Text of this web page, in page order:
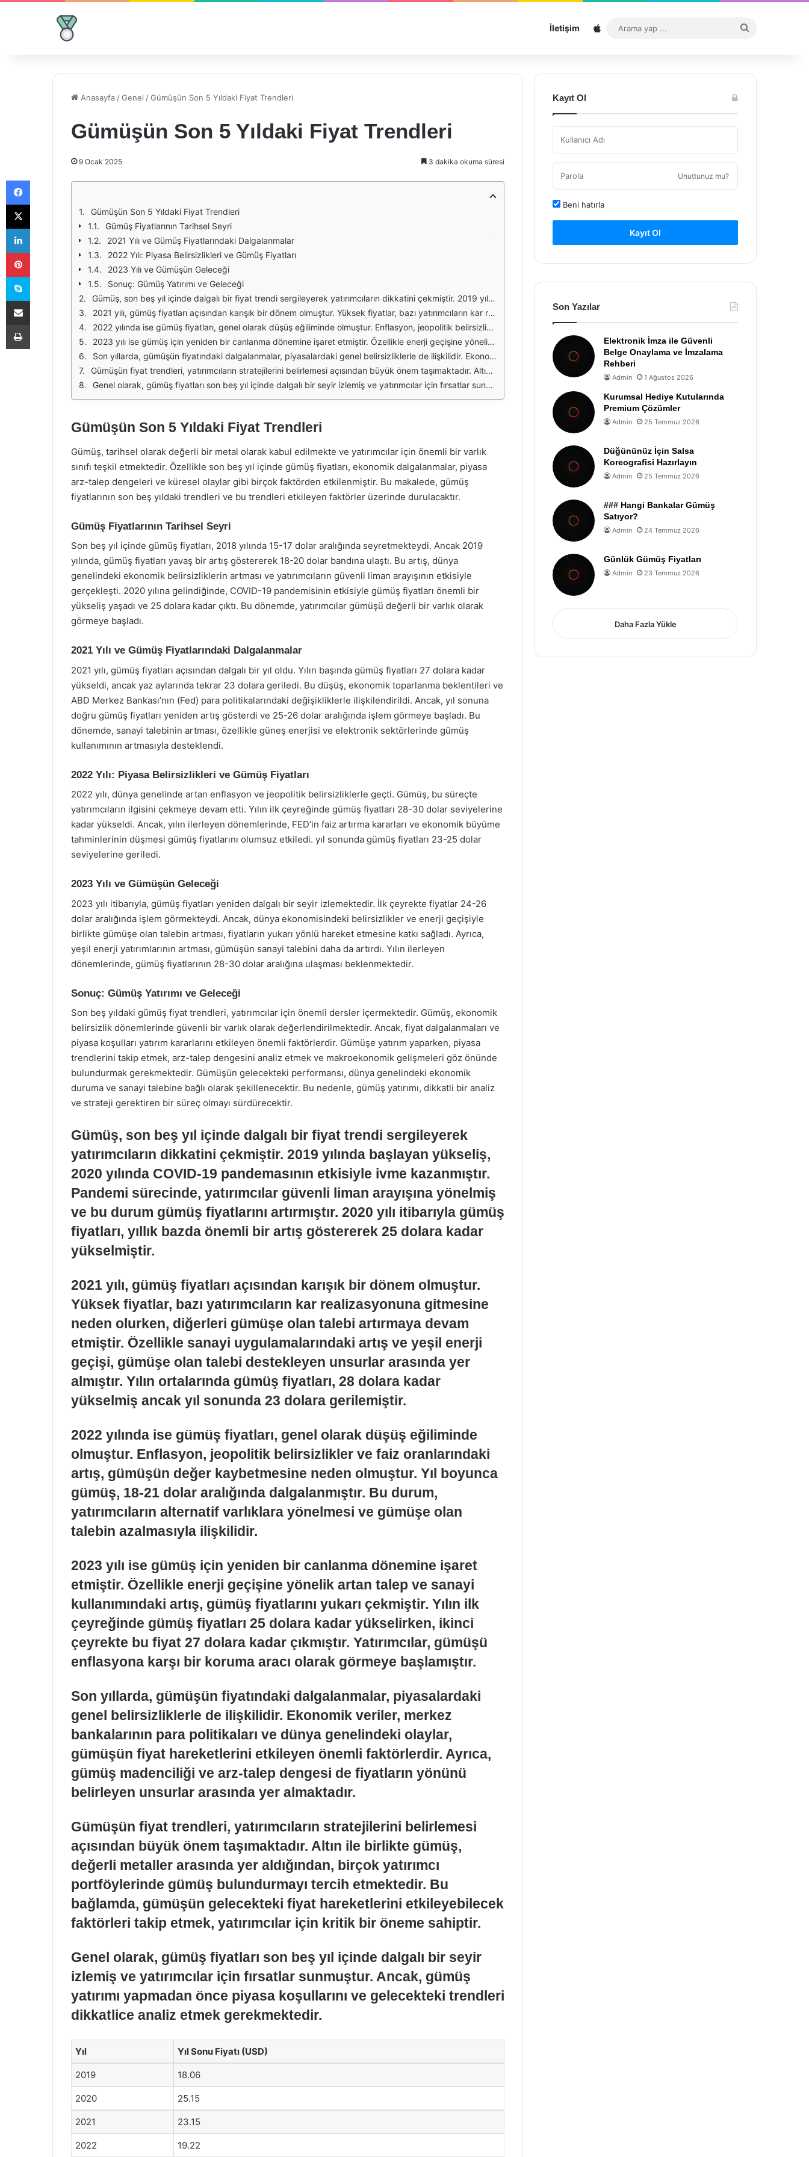
İletişim Sitemap
...
Anasayfa /Genel /Gümüşün Son 5 Yıldaki Fiyat Trendleri
Gümüşün Son 5 Yıldaki Fiyat Trendleri
9 Ocak 2025 3 dakika okuma süresi
Gümüşün Son 5 Yıldaki Fiyat Trendleri
Gümüş Fiyatlarının Tarihsel Seyri
2021 Yılı ve Gümüş Fiyatlarındaki Dalgalanmalar
2022 Yılı: Piyasa Belirsizlikleri ve Gümüş Fiyatları
2023 Yılı ve Gümüşün Geleceği
Sonuç: Gümüş Yatırımı ve Geleceği
Gümüş, son beş yıl içinde dalgalı bir fiyat trendi sergileyerek yatırımcıların dikkatini çekmiştir. 2019 yılında başlayan yükseliş, 2020 yılında COVID-19 pandemasının etkisiyle ivme kazanmıştır. Pandemi sürecinde, yatırımcılar güvenli liman arayışına yönelmiş ve bu durum gümüş fiyatlarını artırmıştır. 2020 yılı itibarıyla gümüş fiyatları, yıllık bazda önemli bir artış göstererek 25 dolara kadar yükselmiştir.
2021 yılı, gümüş fiyatları açısından karışık bir dönem olmuştur. Yüksek fiyatlar, bazı yatırımcıların kar realizasyonuna gitmesine neden olurken, diğerleri gümüşe olan talebi artırmaya devam etmiştir. Özellikle sanayi uygulamalarındaki artış ve yeşil enerji geçişi, gümüşe olan talebi destekleyen unsurlar arasında yer almıştır. Yılın ortalarında gümüş fiyatları, 28 dolara kadar yükselmiş ancak yıl sonunda 23 dolara gerilemiştir.
2022 yılında ise gümüş fiyatları, genel olarak düşüş eğiliminde olmuştur. Enflasyon, jeopolitik belirsizlikler ve faiz oranlarındaki artış, gümüşün değer kaybetmesine neden olmuştur. Yıl boyunca gümüş, 18-21 dolar aralığında dalgalanmıştır. Bu durum, yatırımcıların alternatif varlıklara yönelmesi ve gümüşe olan talebin azalmasıyla ilişkilidir.
2023 yılı ise gümüş için yeniden bir canlanma dönemine işaret etmiştir. Özellikle enerji geçişine yönelik artan talep ve sanayi kullanımındaki artış, gümüş fiyatlarını yukarı çekmiştir. Yılın ilk çeyreğinde gümüş fiyatları 25 dolara kadar yükselirken, ikinci çeyrekte bu fiyat 27 dolara kadar çıkmıştır. Yatırımcılar, gümüşü enflasyona karşı bir koruma aracı olarak görmeye başlamıştır.
Son yıllarda, gümüşün fiyatındaki dalgalanmalar, piyasalardaki genel belirsizliklerle de ilişkilidir. Ekonomik veriler, merkez bankalarının para politikaları ve dünya genelindeki olaylar, gümüşün fiyat hareketlerini etkileyen önemli faktörlerdir. Ayrıca, gümüş madenciliği ve arz-talep dengesi de fiyatların yönünü belirleyen unsurlar arasında yer almaktadır.
Gümüşün fiyat trendleri, yatırımcıların stratejilerini belirlemesi açısından büyük önem taşımaktadır. Altın ile birlikte gümüş, değerli metaller arasında yer aldığından, birçok yatırımcı portföylerinde gümüş bulundurmayı tercih etmektedir. Bu bağlamda, gümüşün gelecekteki fiyat hareketlerini etkileyebilecek faktörleri takip etmek, yatırımcılar için kritik bir öneme sahiptir.
Genel olarak, gümüş fiyatları son beş yıl içinde dalgalı bir seyir izlemiş ve yatırımcılar için fırsatlar sunmuştur. Ancak, gümüş yatırımı yapmadan önce piyasa koşullarını ve gelecekteki trendleri dikkatlice analiz etmek gerekmektedir.
Gümüşün Son 5 Yıldaki Fiyat Trendleri
Gümüş, tarihsel olarak değerli bir metal olarak kabul edilmekte ve yatırımcılar için önemli bir varlık
sınıfı teşkil etmektedir. Özellikle son beş yıl içinde gümüş fiyatları, ekonomik dalgalanmalar, piyasa
arz-talep dengeleri ve küresel olaylar gibi birçok faktörden etkilenmiştir. Bu makalede, gümüş
fiyatlarının son beş yıldaki trendleri ve bu trendleri etkileyen faktörler üzerinde durulacaktır.
Gümüş Fiyatlarının Tarihsel Seyri
Son beş yıl içinde gümüş fiyatları, 2018 yılında 15-17 dolar aralığında seyretmekteydi. Ancak 2019
yılında, gümüş fiyatları yavaş bir artış göstererek 18-20 dolar bandına ulaştı. Bu artış, dünya
genelindeki ekonomik belirsizliklerin artması ve yatırımcıların güvenli liman arayışının etkisiyle
gerçekleşti. 2020 yılına gelindiğinde, COVID-19 pandemisinin etkisiyle gümüş fiyatları önemli bir
yükseliş yaşadı ve 25 dolara kadar çıktı. Bu dönemde, yatırımcılar gümüşü değerli bir varlık olarak
görmeye başladı.
2021 Yılı ve Gümüş Fiyatlarındaki Dalgalanmalar
2021 yılı, gümüş fiyatları açısından dalgalı bir yıl oldu. Yılın başında gümüş fiyatları 27 dolara kadar
yükseldi, ancak yaz aylarında tekrar 23 dolara geriledi. Bu düşüş, ekonomik toparlanma beklentileri ve
ABD Merkez Bankası’nın (Fed) para politikalarındaki değişikliklerle ilişkilendirildi. Ancak, yıl sonuna
doğru gümüş fiyatları yeniden artış gösterdi ve 25-26 dolar aralığında işlem görmeye başladı. Bu
dönemde, sanayi talebinin artması, özellikle güneş enerjisi ve elektronik sektörlerinde gümüş
kullanımının artmasıyla desteklendi.
2022 Yılı: Piyasa Belirsizlikleri ve Gümüş Fiyatları
2022 yılı, dünya genelinde artan enflasyon ve jeopolitik belirsizliklerle geçti. Gümüş, bu süreçte
yatırımcıların ilgisini çekmeye devam etti. Yılın ilk çeyreğinde gümüş fiyatları 28-30 dolar seviyelerine
kadar yükseldi. Ancak, yılın ilerleyen dönemlerinde, FED’in faiz artırma kararları ve ekonomik büyüme
tahminlerinin düşmesi gümüş fiyatlarını olumsuz etkiledi. yıl sonunda gümüş fiyatları 23-25 dolar
seviyelerine geriledi.
2023 Yılı ve Gümüşün Geleceği
2023 yılı itibarıyla, gümüş fiyatları yeniden dalgalı bir seyir izlemektedir. İlk çeyrekte fiyatlar 24-26
dolar aralığında işlem görmekteydi. Ancak, dünya ekonomisindeki belirsizlikler ve enerji geçişiyle
birlikte gümüşe olan talebin artması, fiyatların yukarı yönlü hareket etmesine katkı sağladı. Ayrıca,
yeşil enerji yatırımlarının artması, gümüşün sanayi talebini daha da artırdı. Yılın ilerleyen
dönemlerinde, gümüş fiyatlarının 28-30 dolar aralığına ulaşması beklenmektedir.
Sonuç: Gümüş Yatırımı ve Geleceği
Son beş yıldaki gümüş fiyat trendleri, yatırımcılar için önemli dersler içermektedir. Gümüş, ekonomik
belirsizlik dönemlerinde güvenli bir varlık olarak değerlendirilmektedir. Ancak, fiyat dalgalanmaları ve
piyasa koşulları yatırım kararlarını etkileyen önemli faktörlerdir. Gümüşe yatırım yaparken, piyasa
trendlerini takip etmek, arz-talep dengesini analiz etmek ve makroekonomik gelişmeleri göz önünde
bulundurmak gerekmektedir. Gümüşün gelecekteki performansı, dünya genelindeki ekonomik
duruma ve sanayi talebine bağlı olarak şekillenecektir. Bu nedenle, gümüş yatırımı, dikkatli bir analiz
ve strateji gerektiren bir süreç olmayı sürdürecektir.
Gümüş, son beş yıl içinde dalgalı bir fiyat trendi sergileyerek
yatırımcıların dikkatini çekmiştir. 2019 yılında başlayan yükseliş,
2020 yılında COVID-19 pandemasının etkisiyle ivme kazanmıştır.
Pandemi sürecinde, yatırımcılar güvenli liman arayışına yönelmiş
ve bu durum gümüş fiyatlarını artırmıştır. 2020 yılı itibarıyla gümüş
fiyatları, yıllık bazda önemli bir artış göstererek 25 dolara kadar
yükselmiştir.
2021 yılı, gümüş fiyatları açısından karışık bir dönem olmuştur.
Yüksek fiyatlar, bazı yatırımcıların kar realizasyonuna gitmesine
neden olurken, diğerleri gümüşe olan talebi artırmaya devam
etmiştir. Özellikle sanayi uygulamalarındaki artış ve yeşil enerji
geçişi, gümüşe olan talebi destekleyen unsurlar arasında yer
almıştır. Yılın ortalarında gümüş fiyatları, 28 dolara kadar
yükselmiş ancak yıl sonunda 23 dolara gerilemiştir.
2022 yılında ise gümüş fiyatları, genel olarak düşüş eğiliminde
olmuştur. Enflasyon, jeopolitik belirsizlikler ve faiz oranlarındaki
artış, gümüşün değer kaybetmesine neden olmuştur. Yıl boyunca
gümüş, 18-21 dolar aralığında dalgalanmıştır. Bu durum,
yatırımcıların alternatif varlıklara yönelmesi ve gümüşe olan
talebin azalmasıyla ilişkilidir.
2023 yılı ise gümüş için yeniden bir canlanma dönemine işaret
etmiştir. Özellikle enerji geçişine yönelik artan talep ve sanayi
kullanımındaki artış, gümüş fiyatlarını yukarı çekmiştir. Yılın ilk
çeyreğinde gümüş fiyatları 25 dolara kadar yükselirken, ikinci
çeyrekte bu fiyat 27 dolara kadar çıkmıştır. Yatırımcılar, gümüşü
enflasyona karşı bir koruma aracı olarak görmeye başlamıştır.
Son yıllarda, gümüşün fiyatındaki dalgalanmalar, piyasalardaki
genel belirsizliklerle de ilişkilidir. Ekonomik veriler, merkez
bankalarının para politikaları ve dünya genelindeki olaylar,
gümüşün fiyat hareketlerini etkileyen önemli faktörlerdir. Ayrıca,
gümüş madenciliği ve arz-talep dengesi de fiyatların yönünü
belirleyen unsurlar arasında yer almaktadır.
Gümüşün fiyat trendleri, yatırımcıların stratejilerini belirlemesi
açısından büyük önem taşımaktadır. Altın ile birlikte gümüş,
değerli metaller arasında yer aldığından, birçok yatırımcı
portföylerinde gümüş bulundurmayı tercih etmektedir. Bu
bağlamda, gümüşün gelecekteki fiyat hareketlerini etkileyebilecek
faktörleri takip etmek, yatırımcılar için kritik bir öneme sahiptir.
Genel olarak, gümüş fiyatları son beş yıl içinde dalgalı bir seyir
izlemiş ve yatırımcılar için fırsatlar sunmuştur. Ancak, gümüş
yatırımı yapmadan önce piyasa koşullarını ve gelecekteki trendleri
dikkatlice analiz etmek gerekmektedir.
Yıl Yıl Sonu Fiyatı (USD)
2019 18.06
2020 25.15
2021 23.15
2022 19.22
Kayıt Ol
Unuttunuz mu?
Beni hatırla
Kayıt Ol
Son Yazılar
Elektronik İmza ile Güvenli
Belge Onaylama ve İmzalama
Rehberi
Admin 1 Ağustos 2026
Kurumsal Hediye Kutularında
Premium Çözümler
Admin 25 Temmuz 2026
Düğününüz İçin Salsa
Koreografisi Hazırlayın
Admin 25 Temmuz 2026
### Hangi Bankalar Gümüş
Satıyor?
Admin 24 Temmuz 2026
Günlük Gümüş Fiyatları
Admin 23 Temmuz 2026
Daha Fazla Yükle
Facebook
X
LinkedIn
Pinterest
Skype
E-Posta ile paylaş